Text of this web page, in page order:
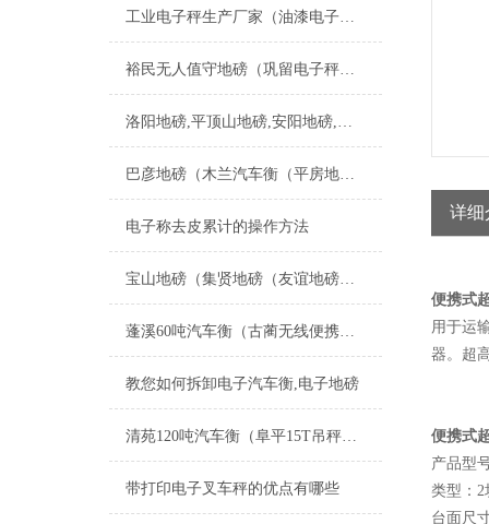
工业电子秤生产厂家（油漆电子秤价格
裕民无人值守地磅（巩留电子秤）霍城汽车衡）新源防爆秤维修
洛阳地磅,平顶山地磅,安阳地磅,鹤壁地磅,新乡地磅
巴彦地磅（木兰汽车衡（平房地磅）松北汽车衡）杜尔伯特地磅维修
电子称去皮累计的操作方法
宝山地磅（集贤地磅（友谊地磅（宝清地磅）饶河地磅）双鸭山地磅维修
蓬溪60吨汽车衡（古蔺无线便携式地磅）苍溪15T地磅维修
教您如何拆卸电子汽车衡,电子地磅
清苑120吨汽车衡（阜平15T吊秤）尚义10T地磅）徐水汽车磅称维修
带打印电子叉车秤的优点有哪些
详细
便携式
用于运
器。超
便携式
产品型
类型：2
台面尺